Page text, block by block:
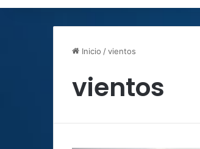
Inicio /vientos
vientos